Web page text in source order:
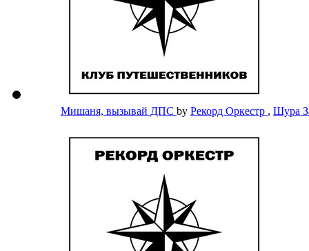
Мишаня, вызывай ДПС by Рекорд Оркестр , Шура